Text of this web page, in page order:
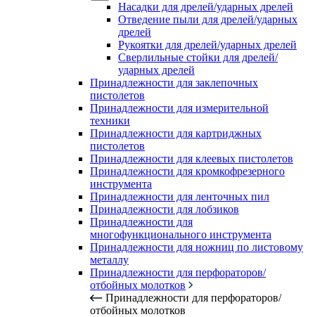
Насадки для дрелей/ударных дрелей
Отведение пыли для дрелей/ударных
дрелей
Рукоятки для дрелей/ударных дрелей
Сверлильные стойки для дрелей/
ударных дрелей
Принадлежности для заклепочных
пистолетов
Принадлежности для измерительной
техники
Принадлежности для картриджных
пистолетов
Принадлежности для клеевых пистолетов
Принадлежности для кромкофрезерного
инструмента
Принадлежности для ленточных пил
Принадлежности для лобзиков
Принадлежности для
многофункционального инструмента
Принадлежности для ножниц по листовому
металлу
Принадлежности для перфораторов/
отбойных молотков
Принадлежности для перфораторов/
отбойных молотков